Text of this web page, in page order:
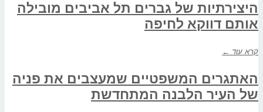
היצירתיות של גברים תל אביבים מובילה
אותם דווקא לחיפה
קרא עוד ←
האתגרים המשפטיים שמעצבים את פניה
של העיר הלבנה המתחדשת